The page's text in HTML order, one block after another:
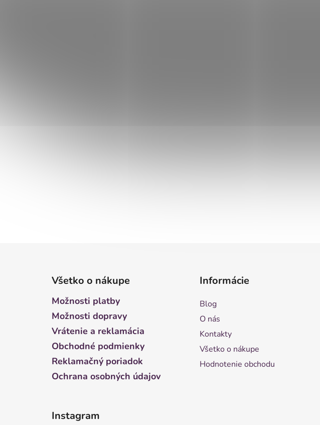
Všetko o nákupe
Možnosti platby
Možnosti dopravy
Vrátenie a reklamácia
Obchodné podmienky
Reklamačný poriadok
Ochrana osobných údajov
Informácie
Blog
O nás
Kontakty
Všetko o nákupe
Hodnotenie obchodu
Instagram